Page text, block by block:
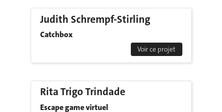
Judith Schrempf-Stirling
Catchbox
Voir ce projet
Rita Trigo Trindade
Escape game virtuel